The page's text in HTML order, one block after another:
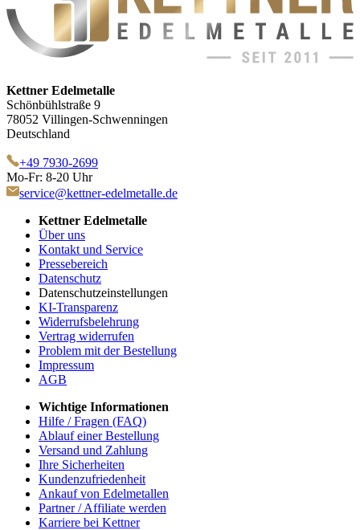
Kettner Edelmetalle
Schönbühlstraße 9
78052 Villingen-Schwenningen
Deutschland
+49 7930-2699
Mo-Fr: 8-20 Uhr
service@kettner-edelmetalle.de
Kettner Edelmetalle
Über uns
Kontakt und Service
Pressebereich
Datenschutz
Datenschutzeinstellungen
KI-Transparenz
Widerrufsbelehrung
Vertrag widerrufen
Problem mit der Bestellung
Impressum
AGB
Wichtige Informationen
Hilfe / Fragen (FAQ)
Ablauf einer Bestellung
Versand und Zahlung
Ihre Sicherheiten
Kundenzufriedenheit
Ankauf von Edelmetallen
Partner / Affiliate werden
Karriere bei Kettner